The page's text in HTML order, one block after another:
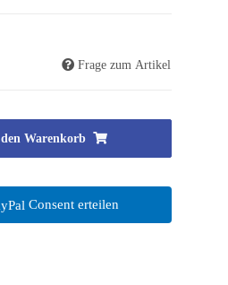
Frage zum Artikel
Warenkorb
Consent erteilen